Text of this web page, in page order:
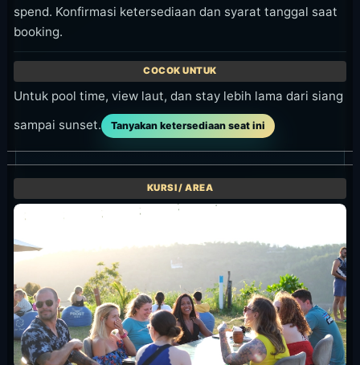
spend. Konfirmasi ketersediaan dan syarat tanggal saat
booking.
Untuk pool time, view laut, dan stay lebih lama dari siang
sampai sunset.
Tanyakan ketersediaan seat ini